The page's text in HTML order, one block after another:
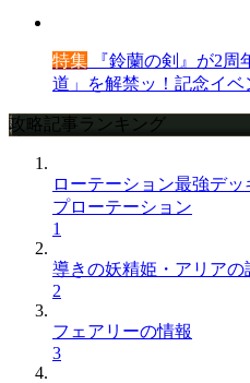
特集 『鈴蘭の剣』が2周
道」を解禁ッ！記念イベ
攻略記事ランキング
ローテーション最強デ
プローテーション
1
導きの妖精姫・アリアの
2
フェアリーの情報
3